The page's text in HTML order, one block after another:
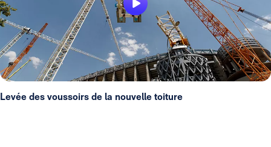
Levée des voussoirs de la nouvelle toiture